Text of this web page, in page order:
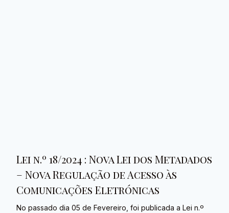
Lei n.º 18/2024 : Nova Lei dos Metadados
– Nova Regulação de Acesso às
Comunicações Eletrónicas
No passado dia 05 de Fevereiro, foi publicada a Lei n.º